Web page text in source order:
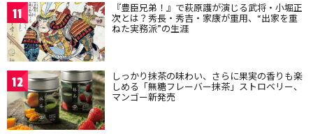
11 『豊臣兄弟！』で萩原護が演じる武将・小堀正
次とは？秀長・秀吉・家康が重用、“出家を重
ねた実務派”の生涯
12 しっかり抹茶の味わい、さらに果実の香りも楽
しめる「無糖フレーバー抹茶」ストロベリー、
マンゴー新発売